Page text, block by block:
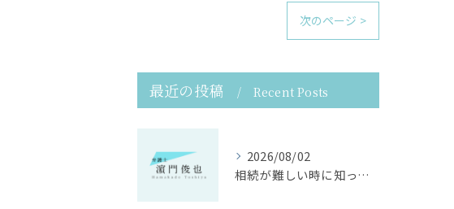
次のページ >
最近の投稿 Recent Posts
2026/08/02
相続が難しい時に知っておくべき東京都中央区日本橋人形町での専門家選びガイド